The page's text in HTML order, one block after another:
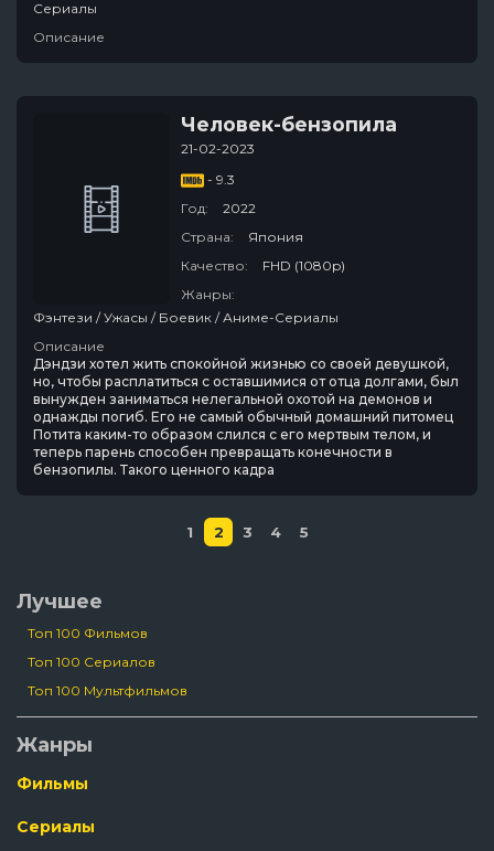
Сериалы
Описание
Человек-бензопила
21-02-2023
- 9.3
Год:
2022
Страна:
Япония
Качество:
FHD (1080p)
Жанры:
Фэнтези / Ужасы / Боевик / Аниме-Сериалы
Описание
Дэндзи хотел жить спокойной жизнью со своей девушкой,
но, чтобы расплатиться с оставшимися от отца долгами, был
вынужден заниматься нелегальной охотой на демонов и
однажды погиб. Его не самый обычный домашний питомец
Потита каким-то образом слился с его мертвым телом, и
теперь парень способен превращать конечности в
бензопилы. Такого ценного кадра
1 2 3 4 5
Лучшее
Топ 100 Фильмов
Топ 100 Сериалов
Топ 100 Мультфильмов
Жанры
Фильмы
Сериалы